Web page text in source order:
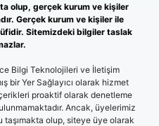
olup, gerçek kurum ve kişiler
Gerçek kurum ve kişiler ile
Sitemizdeki bilgiler taslak
Bilgi Teknolojileri ve İletişim
bir Yer Sağlayıcı olarak hizmet
proaktif olarak denetleme
Ancak, üyelerimiz
taşımakta olup, siteye üye olarak